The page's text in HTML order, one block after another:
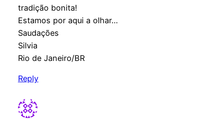
tradição bonita!
Estamos por aqui a olhar…
Saudações
Silvia
Rio de Janeiro/BR
Reply